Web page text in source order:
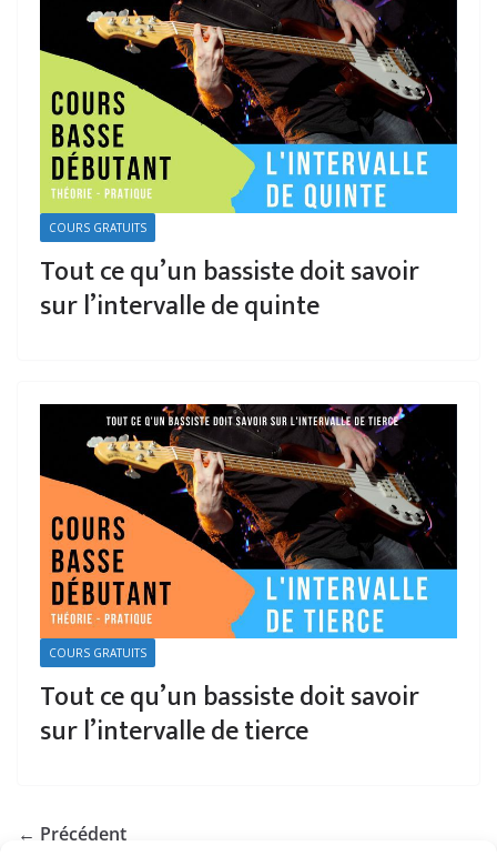
COURS GRATUITS
Tout ce qu’un bassiste doit savoir
sur l’intervalle de quinte
COURS GRATUITS
Tout ce qu’un bassiste doit savoir
sur l’intervalle de tierce
← Précédent